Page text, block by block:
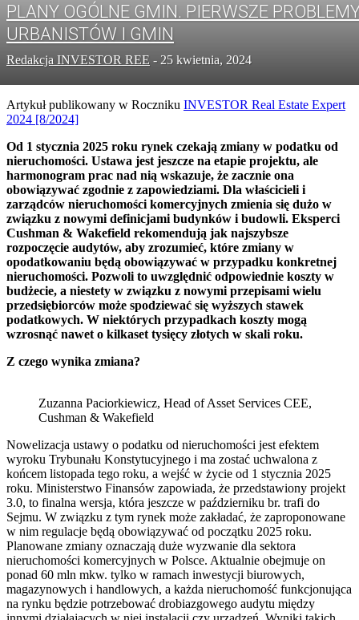
PLANY OGÓLNE GMIN. PIERWSZE
URBANISTÓW I GMIN
Redakcja INVESTOR REE - 25 kwietnia, 2024
Artykuł publikowany w Roczniku INVESTOR Real Estate Expert
2024 [8/2024]
Od 1 stycznia 2025 roku rynek czekają zmiany w podatku od
nieruchomości. Ustawa jest jeszcze na etapie projektu, ale
harmonogram prac nad nią wskazuje, że zacznie ona
obowiązywać zgodnie z zapowiedziami. Dla właścicieli i
zarządców nieruchomości komercyjnych zmienia się dużo w
związku z nowymi definicjami budynków i budowli. Eksperci
Cushman & Wakefield rekomendują jak najszybsze
rozpoczęcie audytów, aby zrozumieć, które zmiany w
opodatkowaniu będą obowiązywać w przypadku konkretnej
nieruchomości. Pozwoli to uwzględnić odpowiednie koszty w
budżecie, a niestety w związku z nowymi przepisami wielu
przedsiębiorców może spodziewać się wyższych stawek
podatkowych. W niektórych przypadkach koszty mogą
wzrosnąć nawet o kilkaset tysięcy złotych w skali roku.
Z czego wynika zmiana?
Zuzanna Paciorkiewicz, Head of Asset Services CEE,
Cushman & Wakefield
Nowelizacja ustawy o podatku od nieruchomości jest efektem
wyroku Trybunału Konstytucyjnego i ma zostać uchwalona z
końcem listopada tego roku, a wejść w życie od 1 stycznia 2025
roku. Ministerstwo Finansów zapowiada, że przedstawiony projekt
3.0, to finalna wersja, która jeszcze w październiku br. trafi do
Sejmu. W związku z tym rynek może zakładać, że zaproponowane
w nim regulacje będą obowiązywać od początku 2025 roku.
Planowane zmiany oznaczają duże wyzwanie dla sektora
nieruchomości komercyjnych w Polsce. Aktualnie obejmuje on
ponad 60 mln mkw. tylko w ramach inwestycji biurowych,
magazynowych i handlowych, a każda nieruchomość funkcjonująca
na rynku będzie potrzebować drobiazgowego audytu między